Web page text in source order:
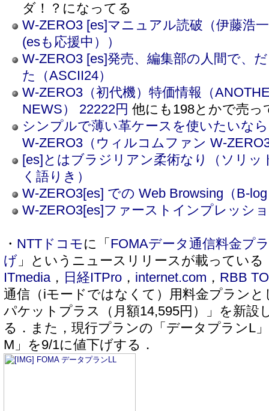
ダ！？になってる
W-ZERO3 [es]マニュアル読破（伊藤浩
(esも応援中））
W-ZERO3 [es]発売、編集部の人間で、
た（ASCII24）
W-ZERO3（初代機）特価情報（
NEWS）
22222円 他にも198とかで売っ
シンプルで薄い革ケースを使いたいな
W-ZERO3（ウィルコムファン W-
[es]とはブラジリアン柔術なり（ソリ
く語りき）
W-ZERO3[es] での Web Browsing（B-
W-ZERO3[es]ファーストインプレッシ
・ NTTドコモに「 FOMAデータ通信料金プ
げ 」というニュースリリースが載っている
ITmedia， 日経ITPro ， internet.com ， RBB
通信（iモードではなくて）用料金プラン
パケットプラス（月額14,595円）」を新設
る．また，現行プランの「データプランL
M」を9/1に値下げする．